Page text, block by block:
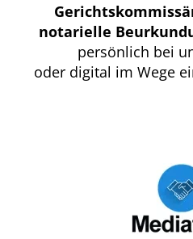
notarielle
persönlich bei
oder digital im Wege